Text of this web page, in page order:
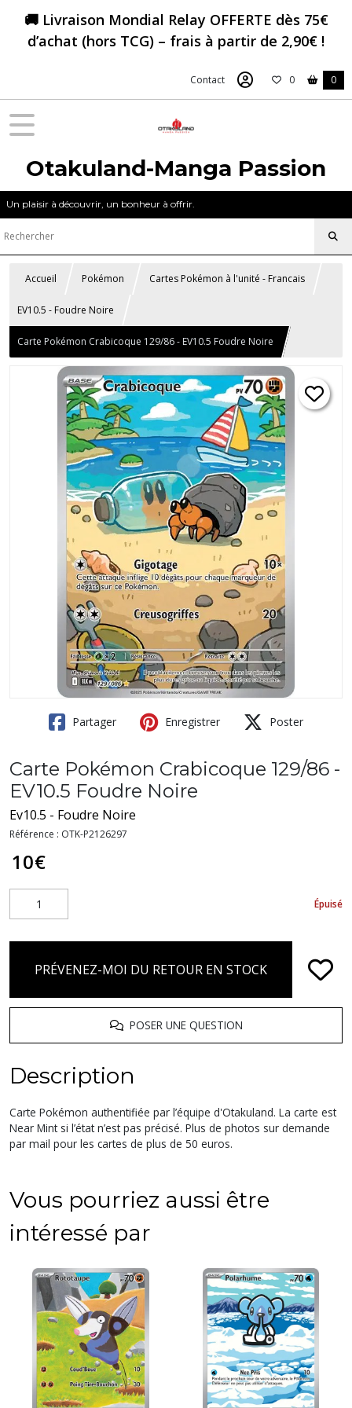
🚚 Livraison Mondial Relay OFFERTE dès 75€
d’achat (hors TCG) – frais à partir de 2,90€ !
Contact 0 0
Otakuland-Manga Passion
Un plaisir à découvrir, un bonheur à offrir.
Accueil Pokémon Cartes Pokémon à l'unité - Francais
EV10.5 - Foudre Noire
Carte Pokémon Crabicoque 129/86 - EV10.5 Foudre Noire
Partager Enregistrer Poster
Carte Pokémon Crabicoque 129/86 -
EV10.5 Foudre Noire
Ev10.5 - Foudre Noire
Référence : OTK-P2126297
10€
Épuisé
PRÉVENEZ-MOI DU RETOUR EN STOCK
POSER UNE QUESTION
Description
Carte Pokémon authentifiée par l’équipe d'Otakuland. La carte est
Near Mint si l’état n’est pas précisé. Plus de photos sur demande
par mail pour les cartes de plus de 50 euros.
Vous pourriez aussi être
intéressé par